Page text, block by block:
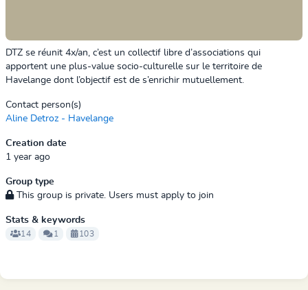
DTZ se réunit 4x/an, c’est un collectif libre d’associations qui
apportent une plus-value socio-culturelle sur le territoire de
Havelange dont l’objectif est de s’enrichir mutuellement.
Contact person(s)
Aline Detroz - Havelange
Creation date
1 year ago
Group type
This group is private. Users must apply to join
Stats & keywords
14 1 103